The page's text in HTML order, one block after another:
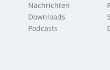
Nachrichten
Downloads
Podcasts